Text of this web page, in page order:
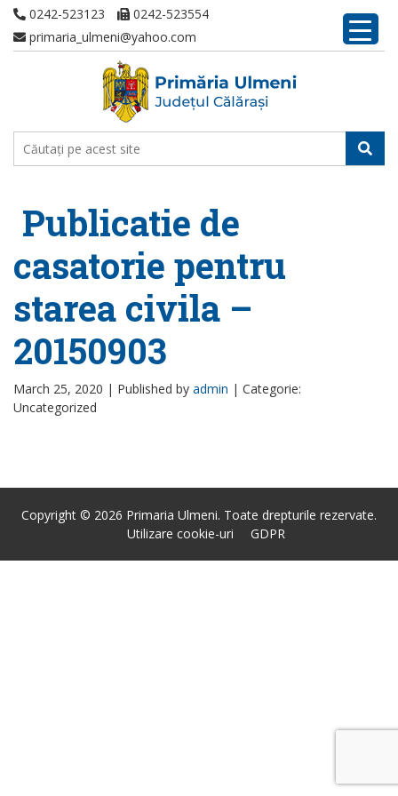
0242-523123
0242-523554
primaria_ulmeni@yahoo.com
Publicatie de
casatorie pentru
starea civila –
20150903
March 25, 2020 | Published by admin | Categorie:
Uncategorized
Copyright © 2026 Primaria Ulmeni. Toate drepturile rezervate.
Utilizare cookie-uri
GDPR